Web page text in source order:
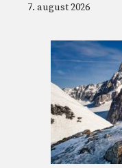
7. august 2026